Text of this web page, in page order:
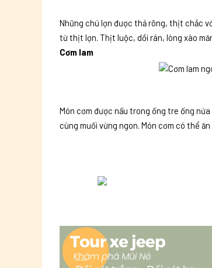
Những chú lợn được thả rông, thịt chắc
từ thịt lợn. Thịt luộc, dồi rán, lòng xào
Cơm lam
Món cơm được nấu trong ống tre ống
cùng muối vừng ngon. Món cơm có thể